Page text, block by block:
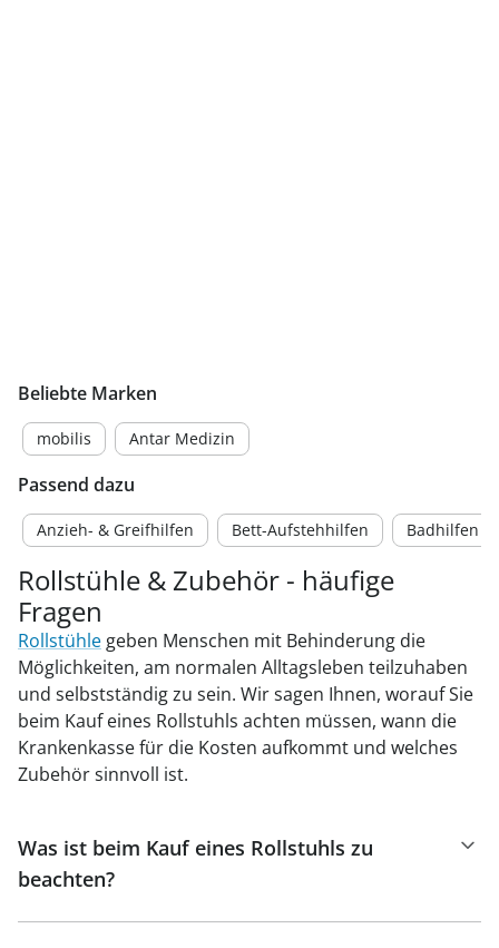
Beliebte Marken
mobilis Antar Medizin
Passend dazu
Anzieh- & Greifhilfen Bett-Aufstehhilfen Badhilfen
Rollstühle & Zubehör - häufige
Fragen
Rollstühle geben Menschen mit Behinderung die
Möglichkeiten, am normalen Alltagsleben teilzuhaben
und selbstständig zu sein. Wir sagen Ihnen, worauf Sie
beim Kauf eines Rollstuhls achten müssen, wann die
Krankenkasse für die Kosten aufkommt und welches
Zubehör sinnvoll ist.
Was ist beim Kauf eines Rollstuhls zu
beachten?